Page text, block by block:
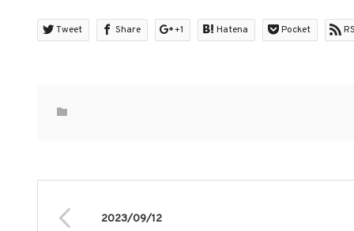
Tweet Share +1 Hatena Pocket
2023/09/12